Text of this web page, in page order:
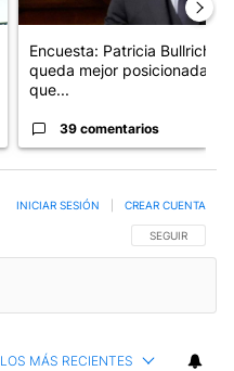
Encuesta: Patricia Bullrich
queda mejor posicionada
que...
39 comentarios
SIGA ESTA
SEGUIR
INICIAR SESIÓN CREAR CUENTA
LOS MÁS RECIENTES